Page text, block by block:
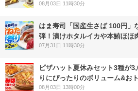
08月03日 11時30分
はま寿司「国産生さば 100円」
弾！漬けホタルイカや本鮪ほほ
07月31日 11時30分
ピザハット夏休みセット3種が
りにぴったりのボリューム&お
08月03日 13時00分